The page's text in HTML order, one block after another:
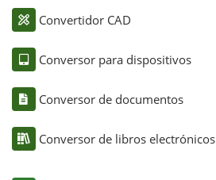
Convertidor CAD
Conversor para dispositivos
Conversor de documentos
Conversor de libros electrónicos